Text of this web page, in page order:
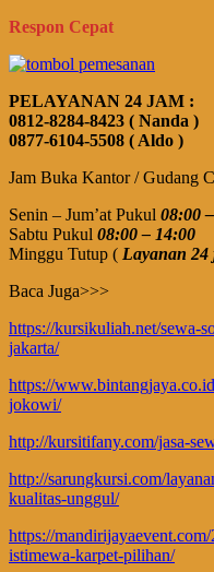
Respon Cepat
PELAYANAN 24 JAM :
0812-8284-8423 ( Nanda )
0877-6104-5508 ( Aldo )
Jam Buka Kantor / Gudang
Senin – Jum’at Pukul 08:00
Sabtu Pukul 08:00 – 14:00
Minggu Tutup ( Layanan
Baca Juga>>>
https://kursikuliah.net/sewa-
jakarta/
https://
jokowi/
http://kursitifany.com/jasa-
http://sarungkursi.com/
kualitas-unggul/
https://
istimewa-karpet-pilihan/